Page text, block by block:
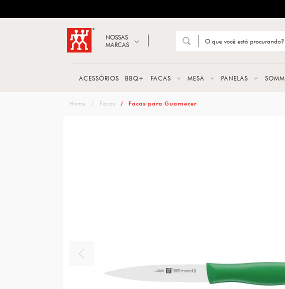
ZWILLING
NOSSAS
MARCAS
FACAS
ACESSÓRIOS BBQ+ FACAS MESA PANELAS
Facas Facas para Guarnecer